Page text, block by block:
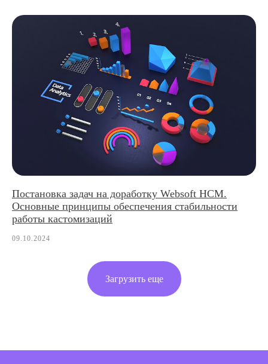
Постановка задач на доработку Websoft HCM.
Основные принципы обеспечения стабильности
работы кастомизаций
09.10.2024
Загрузить еще